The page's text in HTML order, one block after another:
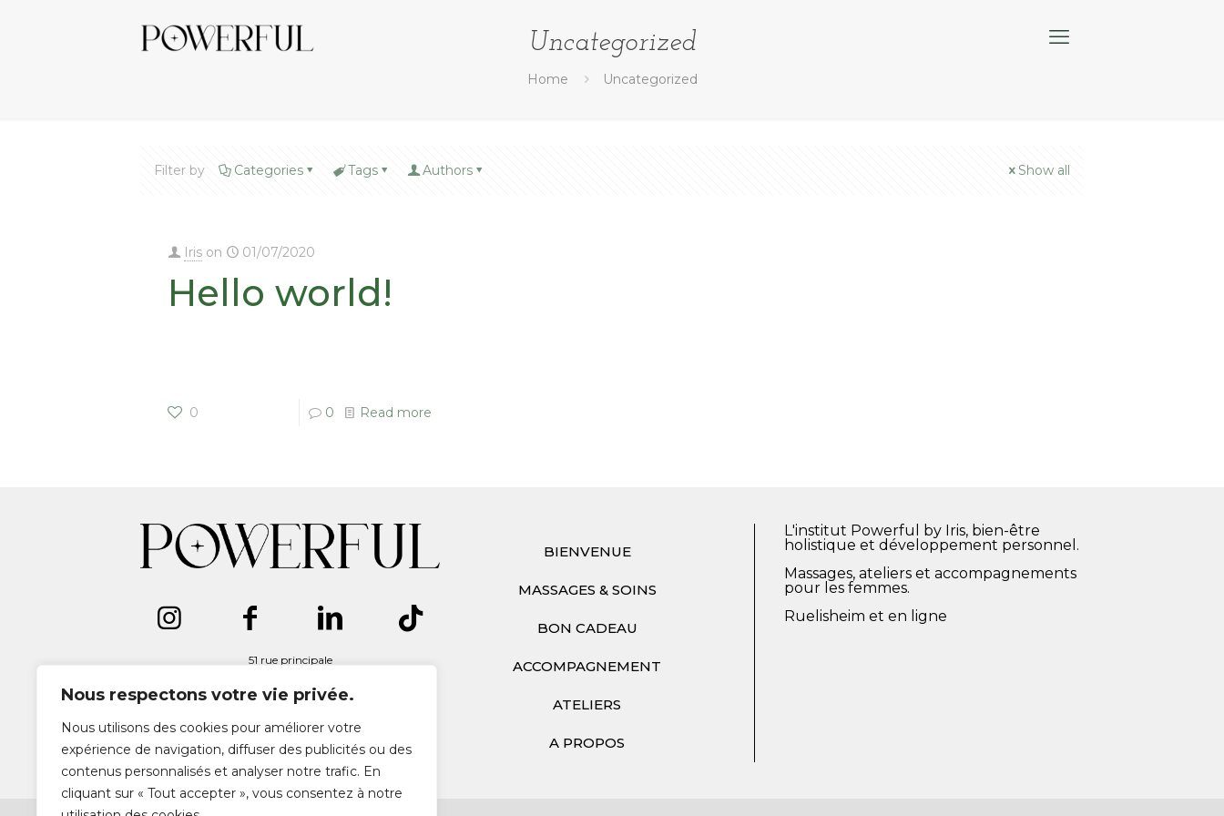
Nous respectons votre vie privée.
Nous utilisons des cookies pour améliorer votre
expérience de navigation, diffuser des publicités ou des
contenus personnalisés et analyser notre trafic. En
cliquant sur « Tout accepter », vous consentez à notre
Uncategorized
Home Uncategorized
Filter by Categories Tags Authors Show all
Iris on 01/07/2020
Hello world!
0 0 Read more
51 rue principale
06 52 20 09 47
contact@power-ful.fr
BIENVENUE
MASSAGES & SOINS
BON CADEAU
ACCOMPAGNEMENT
ATELIERS
A PROPOS
L'institut Powerful by Iris, bien-être
holistique et développement personnel.
Massages, ateliers et accompagnements
pour les femmes.
Ruelisheim et en ligne